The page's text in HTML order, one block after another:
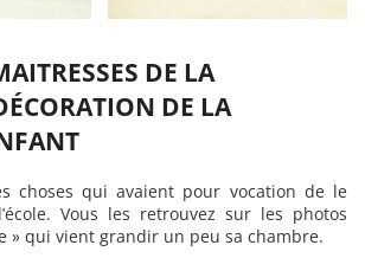
DE LA
DE LA
choses qui avaient pour vocation de le
Vous les retrouvez sur les photos
» qui vient grandir un peu sa chambre.